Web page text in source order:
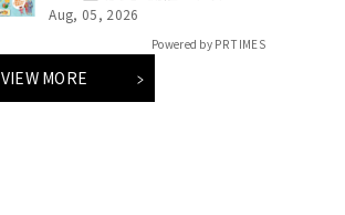
会優勝のチアダンスチーム
Aug, 05, 2026
Powered by PR TIMES
VIEW MORE